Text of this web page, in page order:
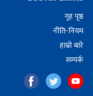
गृह पृष्ठ
नीति-नियम
हाम्रो बारे
सम्पर्क